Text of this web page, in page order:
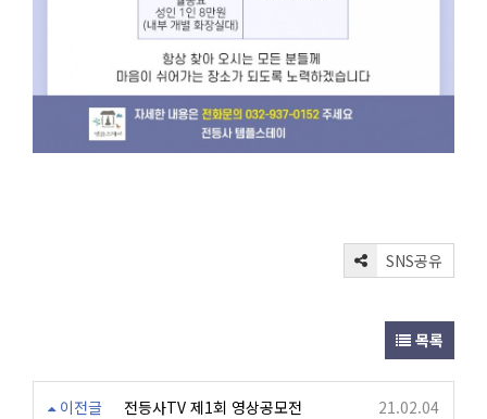
SNS공유
목록
이전글 전등사TV 제1회 영상공모전 21.02.04